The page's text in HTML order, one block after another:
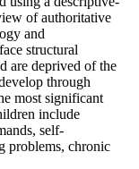
of authoritative
and
structural
are deprived of the
through
most significant
include
self-
problems, chronic